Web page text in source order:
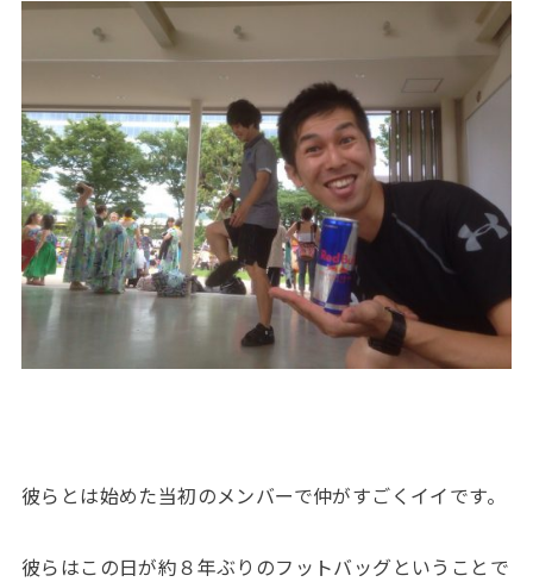
彼らとは始めた当初のメンバーで仲がすごくイイです。
彼らはこの日が約８年ぶりのフットバッグということで